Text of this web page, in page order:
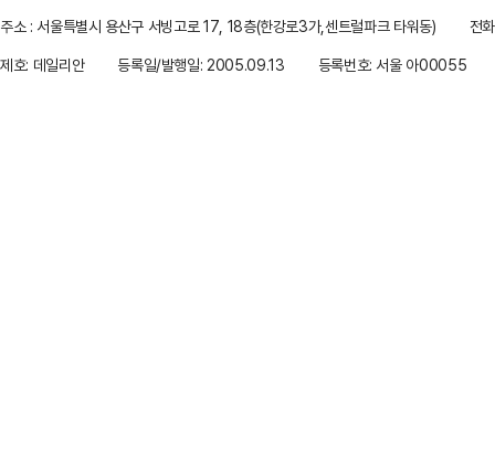
주소 : 서울특별시 용산구 서빙고로 17, 18층(한강로3가,센트럴파크 타워동)
전
제호: 데일리안
등록일/발행일: 2005.09.13 등록번호: 서울 아00055